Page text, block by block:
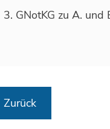
GNotKG zu A. und
Zurück